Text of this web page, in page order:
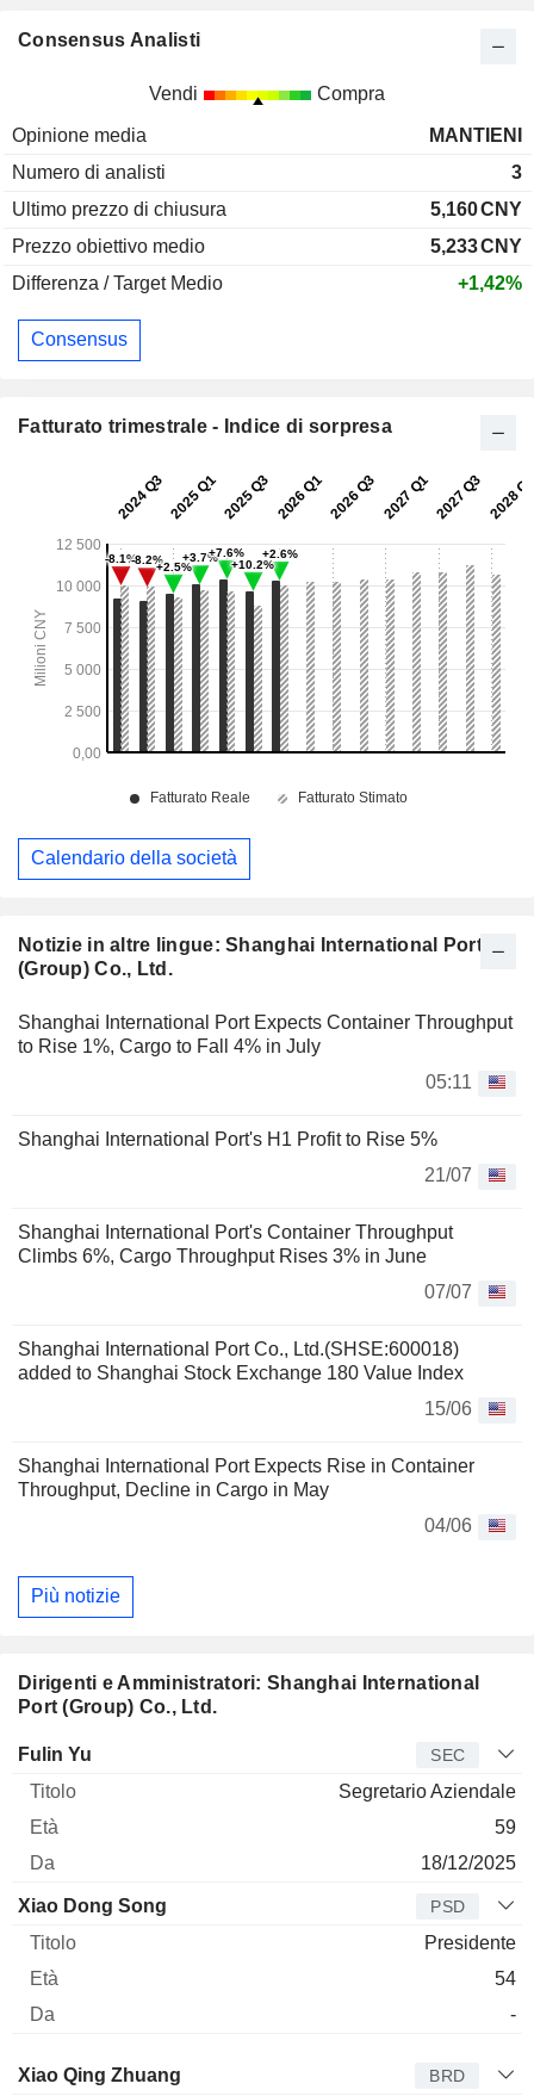
Notizie in altre lingue: Shanghai International Port
(Group) Co., Ltd.
Shanghai International Port Expects Container Throughput
to Rise 1%, Cargo to Fall 4% in July
05:11
Shanghai International Port's H1 Profit to Rise 5%
21/07
Shanghai International Port's Container Throughput
Climbs 6%, Cargo Throughput Rises 3% in June
07/07
Shanghai International Port Co., Ltd.(SHSE:600018)
added to Shanghai Stock Exchange 180 Value Index
15/06
Shanghai International Port Expects Rise in Container
Throughput, Decline in Cargo in May
04/06
Più notizie
Dirigenti e Amministratori: Shanghai International
Port (Group) Co., Ltd.
Manager
Fulin Yu SEC
Segretario Aziendale
59
18/12/2025
Xiao Dong Song PSD
Presidente
54
-
Amministratore Titolo
Xiao Qing Zhuang BRD
Consensus Analisti
Vendi Compra
Opinione media
MANTIENI
Numero di analisti
3
Ultimo prezzo di chiusura
5,160CNY
Prezzo obiettivo medio
5,233CNY
Differenza / Target Medio
+1,42%
Consensus
Fatturato trimestrale - Indice di sorpresa
Calendario della società